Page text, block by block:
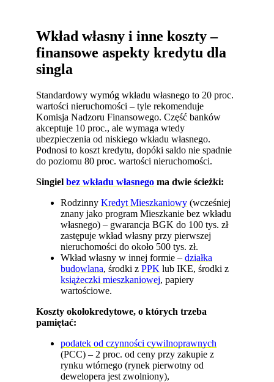
Wkład własny i inne koszty –
finansowe aspekty kredytu dla
singla
Standardowy wymóg wkładu własnego to 20 proc.
wartości nieruchomości – tyle rekomenduje
Komisja Nadzoru Finansowego. Część banków
akceptuje 10 proc., ale wymaga wtedy
ubezpieczenia od niskiego wkładu własnego.
Podnosi to koszt kredytu, dopóki saldo nie spadnie
do poziomu 80 proc. wartości nieruchomości.
Singielbez wkładu własnego ma dwie ścieżki:
RodzinnyKredyt Mieszkaniowy (wcześniej
znany jako program Mieszkanie bez wkładu
własnego) – gwarancja BGK do 100 tys. zł
zastępuje wkład własny przy pierwszej
nieruchomości do około 500 tys. zł.
Wkład własny w innej formie –działka
budowlana, środki zPPK lub IKE, środki z
książeczki mieszkaniowej, papiery
wartościowe.
Koszty okołokredytowe, o których trzeba
pamiętać:
podatek od czynności cywilnoprawnych
(PCC) – 2 proc. od ceny przy zakupie z
rynku wtórnego (rynek pierwotny od
dewelopera jest zwolniony),